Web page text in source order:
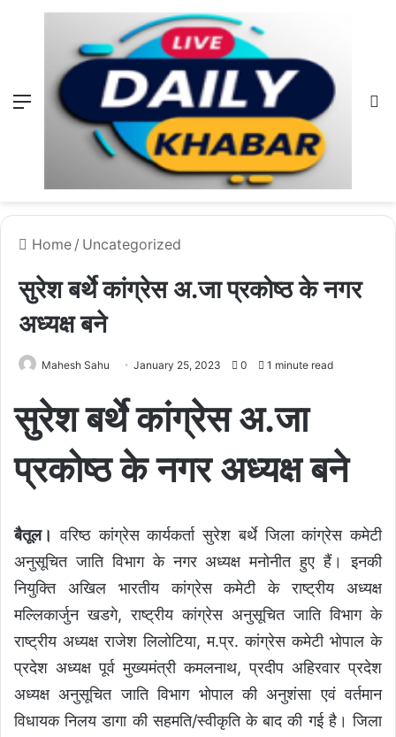
Menu
Home / Uncategorized
सुरेश बर्थे कांग्रेस अ.जा प्रकोष्ठ के नगर
अध्यक्ष बने
Mahesh Sahu January 25, 2023 0 1 minute read
सुरेश बर्थे कांग्रेस अ.जा
प्रकोष्ठ के नगर अध्यक्ष बने
बैतूल। वरिष्ठ कांग्रेस कार्यकर्ता सुरेश बर्थे जिला कांग्रेस कमेटी
अनुसूचित जाति विभाग के नगर अध्यक्ष मनोनीत हुए हैं। इनकी
नियुक्ति अखिल भारतीय कांग्रेस कमेटी के राष्ट्रीय अध्यक्ष
मल्लिकार्जुन खडगे, राष्ट्रीय कांग्रेस अनुसूचित जाति विभाग के
राष्ट्रीय अध्यक्ष राजेश लिलोटिया, म.प्र. कांग्रेस कमेटी भोपाल के
प्रदेश अध्यक्ष पूर्व मुख्यमंत्री कमलनाथ, प्रदीप अहिरवार प्रदेश
अध्यक्ष अनुसूचित जाति विभाग भोपाल की अनुशंसा एवं वर्तमान
विधायक निलय डागा की सहमति/स्वीकृति के बाद की गई है। जिला